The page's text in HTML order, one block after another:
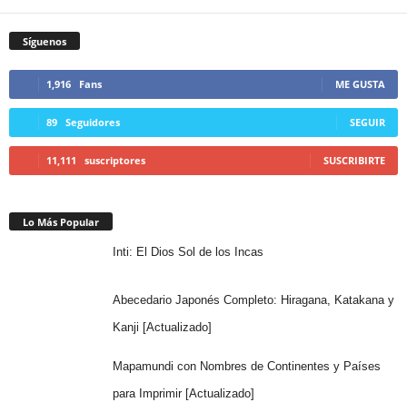
Síguenos
1,916 Fans ME GUSTA
89 Seguidores SEGUIR
11,111 suscriptores SUSCRIBIRTE
Lo Más Popular
Inti: El Dios Sol de los Incas
Abecedario Japonés Completo: Hiragana, Katakana y
Kanji [Actualizado]
Mapamundi con Nombres de Continentes y Países
para Imprimir [Actualizado]